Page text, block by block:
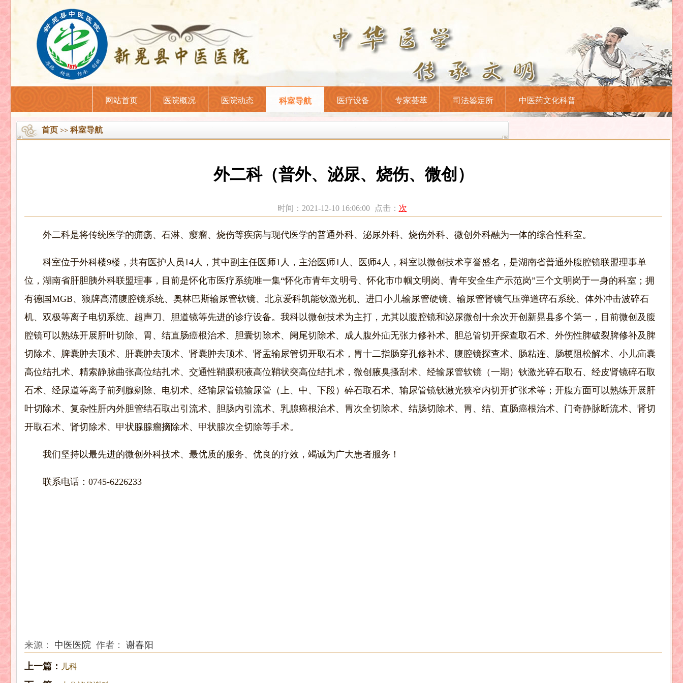
网站首页 医院概况 医院动态 科室导航 医疗设备 专家荟萃 司法鉴定所 中医药文化科普
首页 >> 科室导航
外二科（普外、泌尿、烧伤、微创）
时间：2021-12-10 16:06:00 点击： 次
外二科是将传统医学的痈疡、石淋、瘿瘤、烧伤等疾病与现代医学的普通外科、泌尿外科、烧伤外科、微创外科融为一体的综合性科室。
科室位于外科楼9楼，共有医护人员14人， 其中副主任医师1人，主治医师1人、医师4人，科室以微创技术享誉盛名，是湖南省普通外腹腔镜联盟理事单
位，湖南省肝胆胰外科联盟理事，目前是怀化市医疗系统唯一集“怀化市青年文明号、怀化市巾帼文明岗、青年安全生产示范岗”三个文明岗于一身的科室；拥
有德国MGB、狼牌高清腹腔镜系统、奥林巴斯输尿管软镜、北京爱科凯能钬激光机、进口小儿输尿管硬镜、输尿管肾镜气压弹道碎石系统、体外冲击波碎石
机、双极等离子电切系统、超声刀、胆道镜等先进的诊疗设备。我科以微创技术为主打，尤其以腹腔镜和泌尿微创十余次开创新晃县多个第一，目前微创及腹
腔镜可以熟练开展肝叶切除、胃、结直肠癌根治术、胆囊切除术、阑尾切除术、成人腹外疝无张力修补术、胆总管切开探查取石术、外伤性脾破裂脾修补及脾
切除术、脾囊肿去顶术、肝囊肿去顶术、肾囊肿去顶术、肾盂输尿管切开取石术，胃十二指肠穿孔修补术、腹腔镜探查术、肠粘连、肠梗阻松解术、小儿疝囊
高位结扎术、精索静脉曲张高位结扎术、交通性鞘膜积液高位鞘状突高位结扎术，微创腋臭搔刮术、经输尿管软镜（一期）钬激光碎石取石、经皮肾镜碎石取
石术、经尿道等离子前列腺剜除、电切术、经输尿管镜输尿管（上、中、下段）碎石取石术、输尿管镜钬激光狭窄内切开扩张术等；开腹方面可以熟练开展肝
叶切除术、复杂性肝内外胆管结石取出引流术、胆肠内引流术、乳腺癌根治术、胃次全切除术、结肠切除术、胃、结、直肠癌根治术、门奇静脉断流术、肾切
开取石术、肾切除术、甲状腺腺瘤摘除术、甲状腺次全切除等手术。
我们坚持以最先进的微创外科技术、最优质的服务、优良的疗效，竭诚为广大患者服务！
联系电话： 0745-6226233
来源： 中医医院 作者： 谢春阳
上一篇： 儿科